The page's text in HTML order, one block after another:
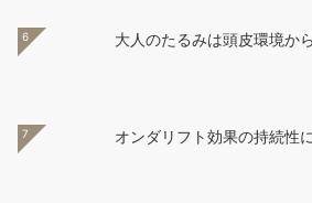
6 大人のたるみは頭皮環境か
7 オンダリフト効果の持続性